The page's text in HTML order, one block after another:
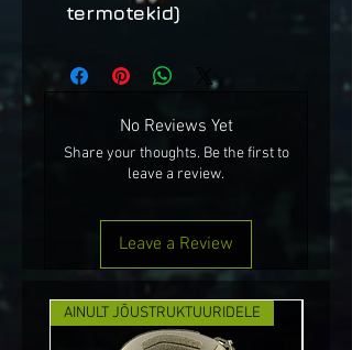
termotekid)
No Reviews Yet
Share your thoughts. Be the first to
leave a review.
Leave a Review
AINULT JÕUSTRUKTUURIDELE